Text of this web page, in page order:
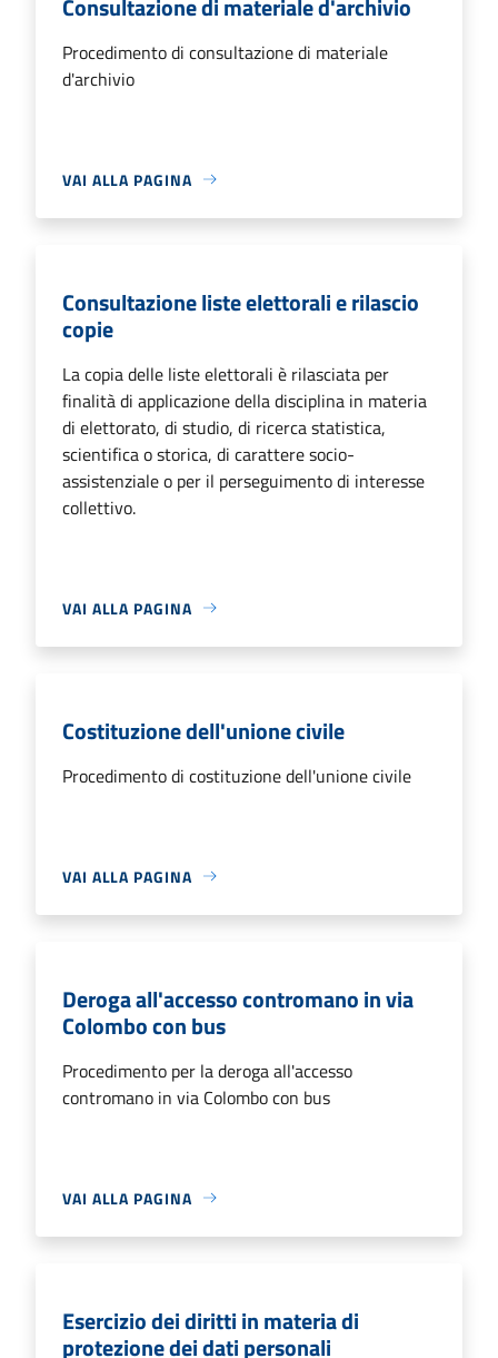
Procedimento di consultazione di materiale
d'archivio
VAI ALLA PAGINA
Consultazione liste elettorali e rilascio
copie
La copia delle liste elettorali è rilasciata per
finalità di applicazione della disciplina in materia
di elettorato, di studio, di ricerca statistica,
scientifica o storica, di carattere socio-
assistenziale o per il perseguimento di interesse
collettivo.
VAI ALLA PAGINA
Costituzione dell'unione civile
Procedimento di costituzione dell'unione civile
VAI ALLA PAGINA
Deroga all'accesso contromano in via
Colombo con bus
Procedimento per la deroga all'accesso
contromano in via Colombo con bus
VAI ALLA PAGINA
Esercizio dei diritti in materia di
protezione dei dati personali